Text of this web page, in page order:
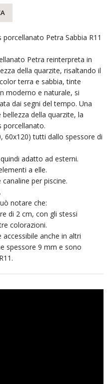
Petra Sabbia R11
Petra reinterpreta in
della quarzite, risaltando il
terra e sabbia, tinte
moderno e naturale, si
dai segni del tempo. Una
bellezza della quarzite, la
porcellanato.
60x120) tutti dallo spessore di
adatto ad esterni.
a elle.
per piscine.
notare che:
di 2 cm, con gli stessi
colorazioni.
anche in altri
spessore 9 mm e sono